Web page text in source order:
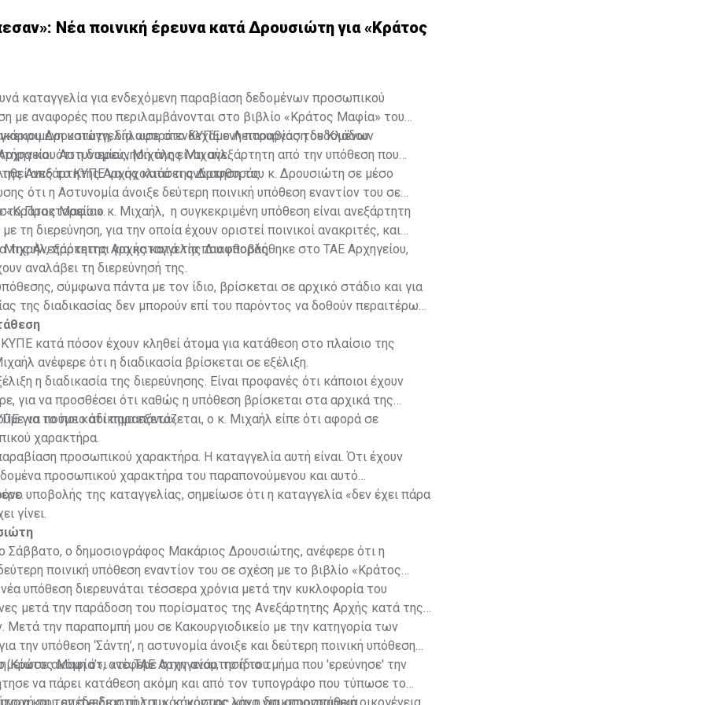
Νέα ποινική έρευνα κατά Δρουσιώτη για «Κράτος
καταγγελία για ενδεχόμενη παραβίαση δεδομένων προσωπικού
με αναφορές που περιλαμβάνονται στο βιβλίο «Κράτος Μαφία» του
Δρουσιώτη, δήλωσε στο ΚΥΠΕ ο Λειτουργός του Κλάδου
Αστυνομίας, Μιχάλης Μιχαήλ.
καταγγελία αφορά ενδεχόμενη παραβίαση δεδομένων
και ότι η διερεύνησή της είναι ανεξάρτητη από την υπόθεση που
Ανεξάρτητης Αρχής κατά της Διαφθοράς.
από το ΚΥΠΕ να σχολιάσει ανάρτηση του κ. Δρουσιώτη σε μέσο
ότι η Αστυνομία άνοιξε δεύτερη ποινική υπόθεση εναντίον του σε
«Κράτος Μαφία».
Πρακτορείο ο κ. Μιχαήλ, η συγκεκριμένη υπόθεση είναι ανεξάρτητη
τη διερεύνηση, για την οποία έχουν οριστεί ποινικοί ανακριτές, και
της Ανεξάρτητης Αρχής κατά της Διαφθοράς.
πρόκειται για καταγγελία που υποβλήθηκε στο ΤΑΕ Αρχηγείου,
αναλάβει τη διερεύνησή της.
σύμφωνα πάντα με τον ίδιο, βρίσκεται σε αρχικό στάδιο και για
της διαδικασίας δεν μπορούν επί του παρόντος να δοθούν περαιτέρω
κατά πόσον έχουν κληθεί άτομα για κατάθεση στο πλαίσιο της
ανέφερε ότι η διαδικασία βρίσκεται σε εξέλιξη.
η διαδικασία της διερεύνησης. Είναι προφανές ότι κάποιοι έχουν
για να προσθέσει ότι καθώς η υπόθεση βρίσκεται στα αρχικά της
να πούμε κάτι παραπάνω».
για το ποιο αδίκημα εξετάζεται, ο κ. Μιχαήλ είπε ότι αφορά σε
χαρακτήρα.
προσωπικού χαρακτήρα. Η καταγγελία αυτή είναι. Ότι έχουν
προσωπικού χαρακτήρα του παραπονούμενου και αυτό
υποβολής της καταγγελίας, σημείωσε ότι η καταγγελία «δεν έχει πάρα
γίνει.
Σάββατο, ο δημοσιογράφος Μακάριος Δρουσιώτης, ανέφερε ότι η
ποινική υπόθεση εναντίον του σε σχέση με το βιβλίο «Κράτος
υπόθεση διερευνάται τέσσερα χρόνια μετά την κυκλοφορία του
μετά την παράδοση του πορίσματος της Ανεξάρτητης Αρχής κατά της
Μετά την παραπομπή μου σε Κακουργιοδικείο με την κατηγορία των
την υπόθεση ‘Σάντη’, η αστυνομία άνοιξε και δεύτερη ποινική υπόθεση
‘Κράτος Μαφία’», ανέφερε στην ανάρτησή του.
ακόμη ότι «το ΤΑΕ Αρχηγείου, το ίδιο τμήμα που 'ερεύνησε' την
να πάρει κατάθεση ακόμη και από τον τυπογράφο που τύπωσε το
και τον σχεδιαστή του», κάνοντας λόγο για «προσπάθεια
που επέδειξε ο πολιτικός κόσμος και η δημοσιογραφική οικογένεια